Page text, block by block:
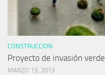
CONSTRUCCION
Proyecto de invasión verde
MARZO 13, 2013